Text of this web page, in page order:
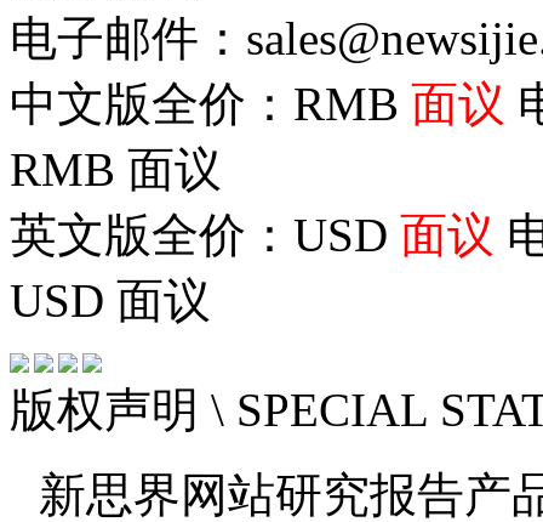
电子邮件：
中文版全价：RMB 面议
RMB 面议
英文版全价：USD 面议
USD 面议
版权声明 \ SPECIAL
新思界网站研究报告产